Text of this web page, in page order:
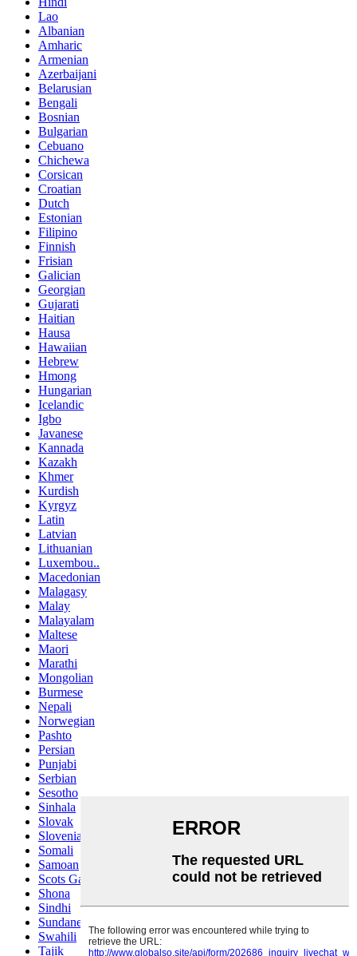
Lao
Albanian
Amharic
Armenian
Azerbaijani
Belarusian
Bengali
Bosnian
Bulgarian
Cebuano
Chichewa
Corsican
Croatian
Dutch
Estonian
Filipino
Finnish
Frisian
Galician
Georgian
Gujarati
Haitian
Hausa
Hawaiian
Hebrew
Hmong
Hungarian
Icelandic
Igbo
Javanese
Kannada
Kazakh
Khmer
Kurdish
Kyrgyz
Latin
Latvian
Lithuanian
Luxembou..
Macedonian
Malagasy
Malay
Malayalam
Maltese
Maori
Marathi
Mongolian
Burmese
Nepali
Norwegian
Pashto
Persian
Punjabi
Serbian
Sesotho
Sinhala
Slovak
Slovenian
Somali
Samoan
Scots Gaelic
Shona
Sindhi
Sundanese
Swahili
Tajik